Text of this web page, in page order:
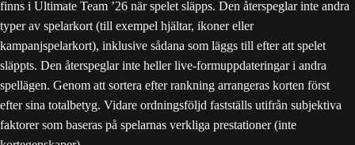
finns i Ultimate Team ’26 när spelet släpps. Den återspeglar inte andra
typer av spelarkort (till exempel hjältar, ikoner eller
kampanjspelarkort), inklusive sådana som läggs till efter att spelet
släppts. Den återspeglar inte heller live-formuppdateringar i andra
spellägen. Genom att sortera efter rankning arrangeras korten först
efter sina totalbetyg. Vidare ordningsföljd fastställs utifrån subjektiva
faktorer som baseras på spelarnas verkliga prestationer (inte